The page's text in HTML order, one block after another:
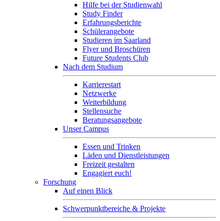
Hilfe bei der Studienwahl
Study Finder
Erfahrungsberichte
Schülerangebote
Studieren im Saarland
Flyer und Broschüren
Future Students Club
Nach dem Studium
Karrierestart
Netzwerke
Weiterbildung
Stellensuche
Beratungsangebote
Unser Campus
Essen und Trinken
Läden und Dienstleistungen
Freizeit gestalten
Engagiert euch!
Forschung
Auf einen Blick
Schwerpunktbereiche & Projekte